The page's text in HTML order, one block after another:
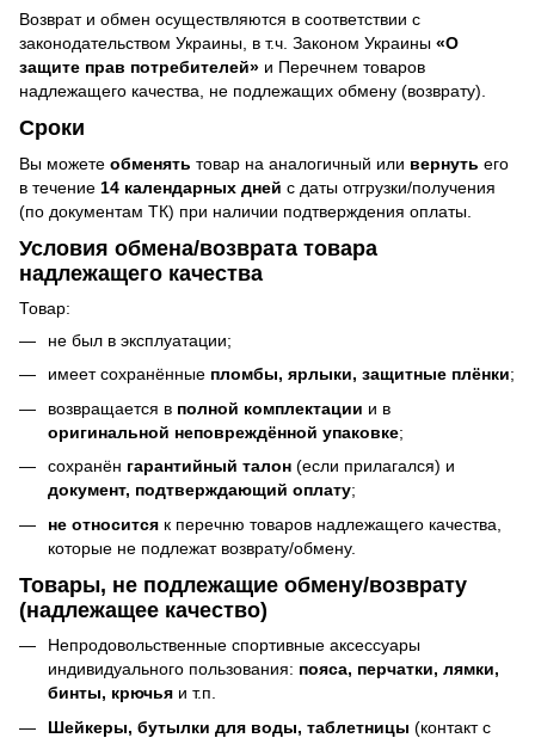
Возврат и обмен осуществляются в соответствии с
законодательством Украины, в т.ч. Законом Украины «О
защите прав потребителей» и Перечнем товаров
надлежащего качества, не подлежащих обмену (возврату).
Сроки
Вы можете обменять товар на аналогичный или вернуть его
в течение 14 календарных дней с даты отгрузки/получения
(по документам ТК) при наличии подтверждения оплаты.
Условия обмена/возврата товара
надлежащего качества
Товар:
не был в эксплуатации;
имеет сохранённые пломбы, ярлыки, защитные плёнки;
возвращается в полной комплектации и в
оригинальной неповреждённой упаковке;
сохранён гарантийный талон (если прилагался) и
документ, подтверждающий оплату;
не относится к перечню товаров надлежащего качества,
которые не подлежат возврату/обмену.
Товары, не подлежащие обмену/возврату
(надлежащее качество)
Непродовольственные спортивные аксессуары
индивидуального пользования: пояса, перчатки, лямки,
бинты, крючья и т.п.
Шейкеры, бутылки для воды, таблетницы (контакт с